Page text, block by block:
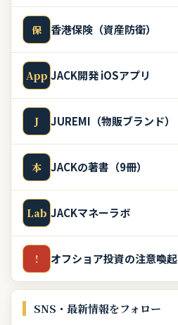
保 香港保険（資産防衛）
App JACK開発 iOSアプリ
J JUREMI（物販ブランド）
本 JACKの著書（9冊）
Lab JACKマネーラボ
! オフショア投資の注意喚起
SNS・最新情報をフォロー